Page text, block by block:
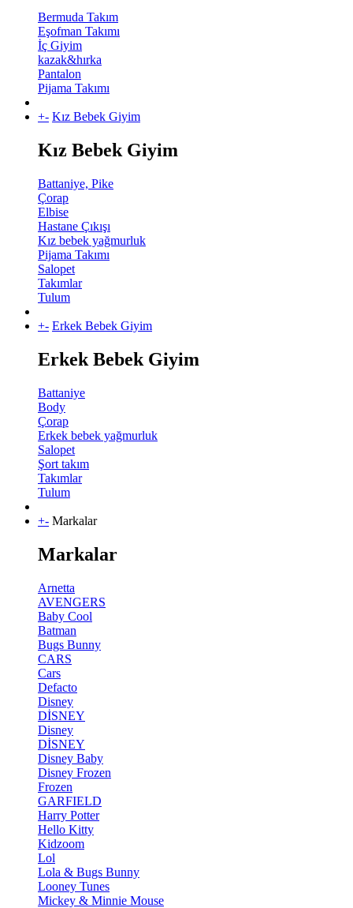
Bermuda Takım
Eşofman Takımı
İç Giyim
kazak&hırka
Pantalon
Pijama Takımı
+- Kız Bebek Giyim
Kız Bebek Giyim
Battaniye, Pike
Çorap
Elbise
Hastane Çıkışı
Kız bebek yağmurluk
Pijama Takımı
Salopet
Takımlar
Tulum
+- Erkek Bebek Giyim
Erkek Bebek Giyim
Battaniye
Body
Çorap
Erkek bebek yağmurluk
Salopet
Şort takım
Takımlar
Tulum
+- Markalar
Markalar
Arnetta
AVENGERS
Baby Cool
Batman
Bugs Bunny
CARS
Cars
Defacto
Disney
DİSNEY
Disney
DİSNEY
Disney Baby
Disney Frozen
Frozen
GARFIELD
Harry Potter
Hello Kitty
Kidzoom
Lol
Lola & Bugs Bunny
Looney Tunes
Mickey & Minnie Mouse